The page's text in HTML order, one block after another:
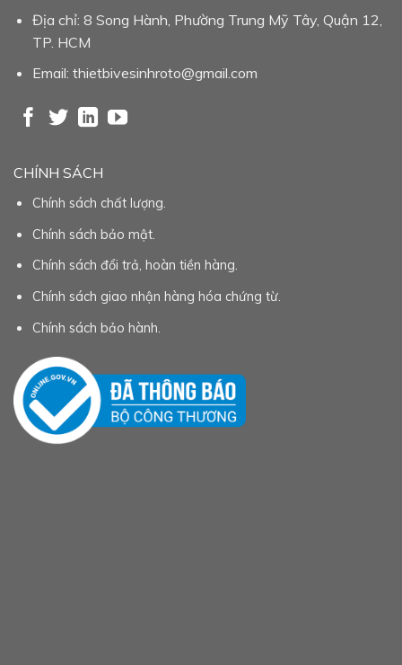
Địa chỉ: 8 Song Hành, Phường Trung Mỹ Tây, Quận 12,
TP. HCM
Email: thietbivesinhroto@gmail.com
CHÍNH SÁCH
Chính sách chất lượng.
Chính sách bảo mật.
Chính sách đổi trả, hoàn tiền hàng.
Chính sách giao nhận hàng hóa chứng từ.
Chính sách bảo hành.